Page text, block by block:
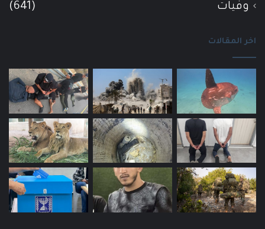
وفيات (641)
اخر المقالات